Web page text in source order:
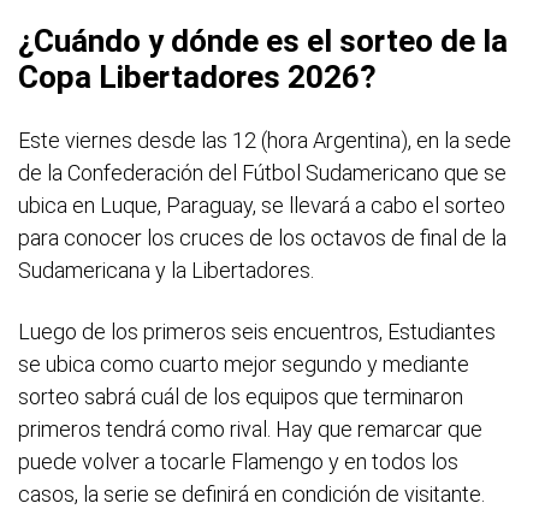
¿Cuándo y dónde es el sorteo de la
Copa Libertadores 2026?
Este viernes desde las 12 (hora Argentina), en la sede
de la Confederación del Fútbol Sudamericano que se
ubica en Luque, Paraguay, se llevará a cabo el sorteo
para conocer los cruces de los octavos de final de la
Sudamericana y la Libertadores.
Luego de los primeros seis encuentros, Estudiantes
se ubica como cuarto mejor segundo y mediante
sorteo sabrá cuál de los equipos que terminaron
primeros tendrá como rival. Hay que remarcar que
puede volver a tocarle Flamengo y en todos los
casos, la serie se definirá en condición de visitante.